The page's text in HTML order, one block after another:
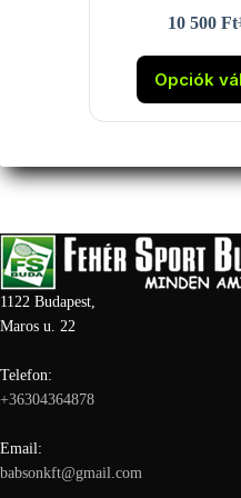
10 500 Ft
is:
Opciók
a
1122 Budapest,
Maros u. 22
Telefon:
+36304364878
Email:
babsonkft@gmail.com